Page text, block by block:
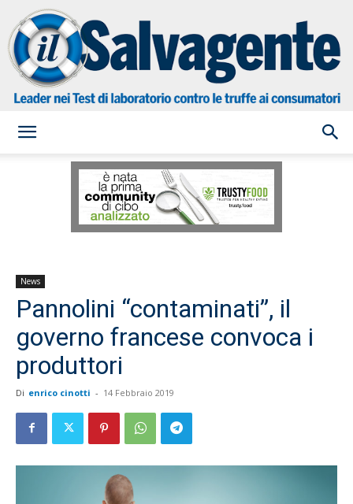
Salvagente
News
Pannolini “contaminati”, il
governo francese convoca i
produttori
Di enrico cinotti - 14 Febbraio 2019